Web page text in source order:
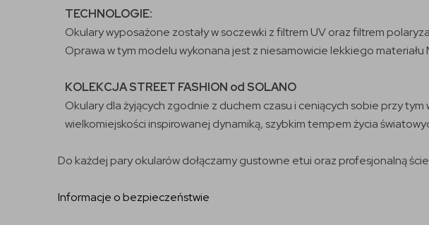
TECHNOLOGIE:
Okulary wyposażone zostały w soczewki z filtrem UV oraz filtrem
Oprawa w tym modelu wykonana jest z niesamowicie lekkiego
KOLEKCJA STREET FASHION od SOLANO
Okulary dla żyjących zgodnie z duchem czasu i ceniących sobie przy
wielkomiejskości inspirowanej dynamiką, szybkim tempem życia
Do każdej pary okularów dołączamy gustowne etui oraz profesjonalną
Informacje o bezpieczeństwie